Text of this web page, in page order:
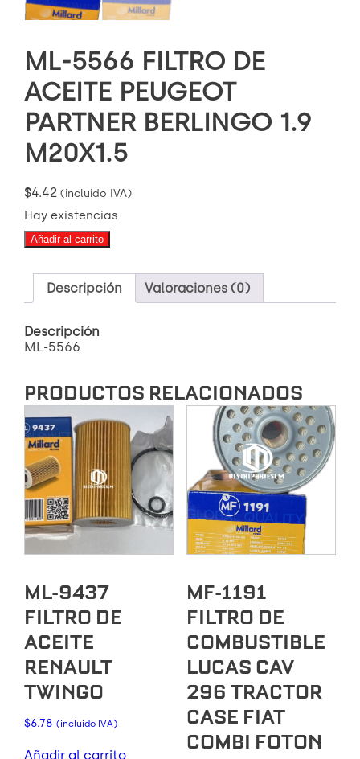
ML-5566 FILTRO DE
ACEITE PEUGEOT
PARTNER BERLINGO 1.9
M20X1.5
$4.42 (incluido IVA)
Hay existencias
ML-
5566
ACEITE
PARTNER
BERLINGO
cantidad
Añadir al carrito
Descripción Valoraciones (0)
Descripción
ML-5566
PRODUCTOS RELACIONADOS
ML-9437
FILTRO DE
ACEITE
RENAULT
TWINGO
$6.78 (incluido IVA)
Añadir al carrito
MF-1191
FILTRO DE
COMBUSTIBLE
LUCAS CAV
296 TRACTOR
CASE FIAT
COMBI FOTON